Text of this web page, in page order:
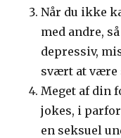
Når du ikke
med andre,
depressiv,
svært at være
Meget af din
jokes, i
en seksuel